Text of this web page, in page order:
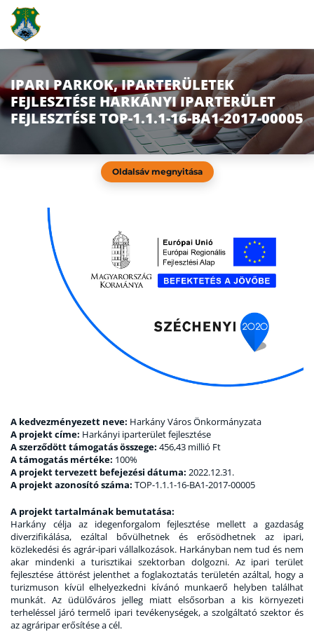
IPARI PARKOK, IPARTERÜLETEK
FEJLESZTÉSE HARKÁNYI IPARTERÜLET
FEJLESZTÉSE TOP-1.1.1-16-BA1-2017-00005
Oldalsáv megnyitása
A kedvezményezett neve: Harkány Város Önkormányzata
A projekt címe: Harkányi iparterület fejlesztése
A szerződött támogatás összege: 456,43 millió Ft
A támogatás mértéke: 100%
A projekt tervezett befejezési dátuma: 2022.12.31.
A projekt azonosító száma: TOP-1.1.1-16-BA1-2017-00005
A projekt tartalmának bemutatása:
Harkány célja az idegenforgalom fejlesztése mellett a gazdaság
diverzifikálása, ezáltal bővülhetnek és erősödhetnek az ipari,
közlekedési és agrár-ipari vállalkozások. Harkányban nem tud és nem
akar mindenki a turisztikai szektorban dolgozni. Az ipari terület
fejlesztése áttörést jelenthet a foglakoztatás területén azáltal, hogy a
turizmuson kívül elhelyezkedni kívánó munkaerő helyben találhat
munkát. Az üdülőváros jelleg miatt elsősorban a kis környezeti
terheléssel járó termelő ipari tevékenységek, a szolgáltató szektor és
az agráripar erősítése a cél.